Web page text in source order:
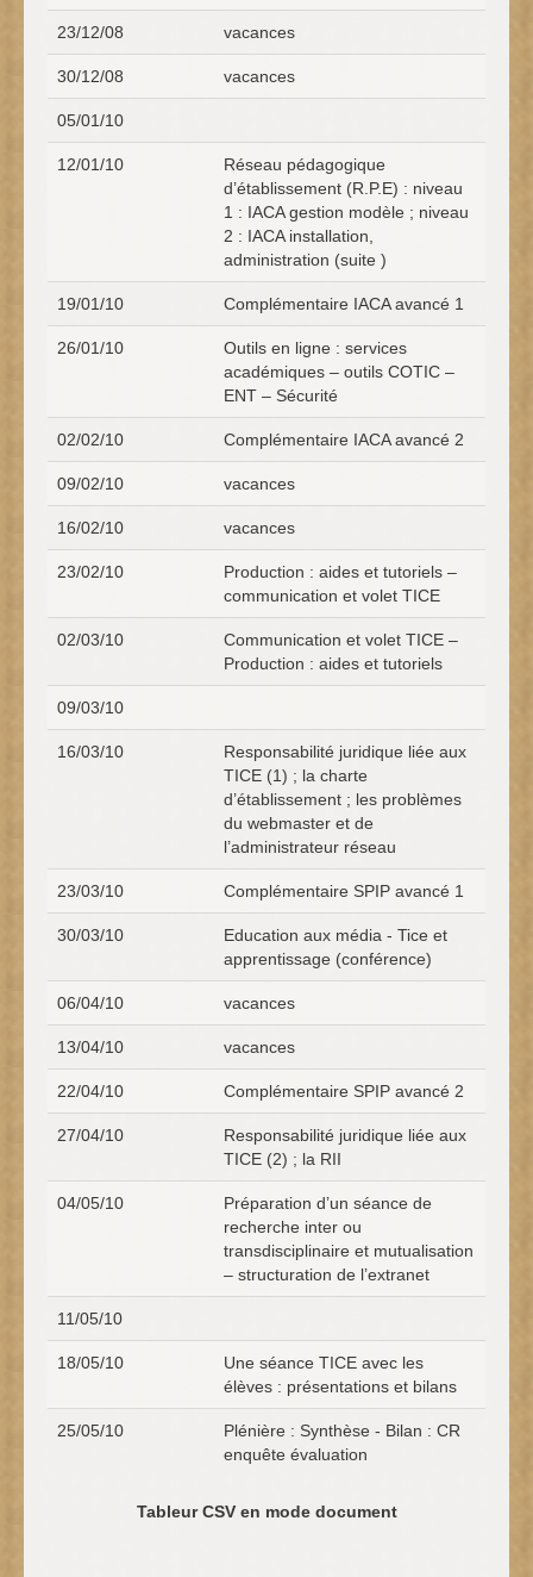
23/12/08 vacances
30/12/08 vacances
05/01/10
12/01/10
Réseau pédagogique
d’établissement (R.P.E) : niveau
1 : IACA gestion modèle ; niveau
2 : IACA installation,
administration (suite )
19/01/10 Complémentaire IACA avancé 1
26/01/10
Outils en ligne : services
académiques – outils COTIC –
ENT – Sécurité
02/02/10 Complémentaire IACA avancé 2
09/02/10 vacances
16/02/10 vacances
23/02/10
Production : aides et tutoriels –
communication et volet TICE
02/03/10
Communication et volet TICE –
Production : aides et tutoriels
09/03/10
16/03/10
Responsabilité juridique liée aux
TICE (1) ; la charte
d’établissement ; les problèmes
du webmaster et de
l’administrateur réseau
23/03/10 Complémentaire SPIP avancé 1
30/03/10
Education aux média - Tice et
apprentissage (conférence)
06/04/10 vacances
13/04/10 vacances
22/04/10 Complémentaire SPIP avancé 2
27/04/10
Responsabilité juridique liée aux
TICE (2) ; la RII
04/05/10
Préparation d’un séance de
recherche inter ou
transdisciplinaire et mutualisation
– structuration de l’extranet
11/05/10
18/05/10
Une séance TICE avec les
élèves : présentations et bilans
25/05/10
Plénière : Synthèse - Bilan : CR
enquête évaluation
Tableur CSV en mode document